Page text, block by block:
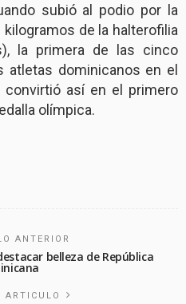
subió al podio por la
de la halterofilia
la primera de las cinco
atletas dominicanos en el
convirtió así en el primero
olímpica.
ANTERIOR
belleza de República
ARTICULO